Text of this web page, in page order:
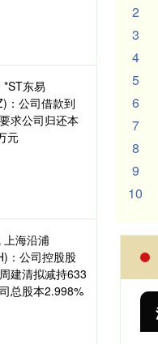
2
3
4
5
6
7
8
9
10